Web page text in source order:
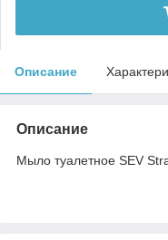
Описание
Описание
Мыло туалетное SEV